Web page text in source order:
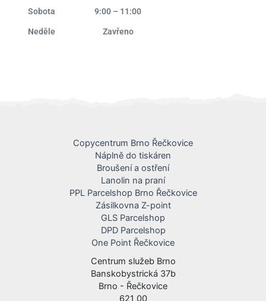
Sobota 9:00 – 11:00
Neděle Zavřeno
Copycentrum Brno Řečkovice
Náplně do tiskáren
Broušení a ostření
Lanolin na praní
PPL Parcelshop Brno Řečkovice
Zásilkovna Z-point
GLS Parcelshop
DPD Parcelshop
One Point Řečkovice
Centrum služeb Brno
Banskobystrická 37b
Brno - Řečkovice
621 00